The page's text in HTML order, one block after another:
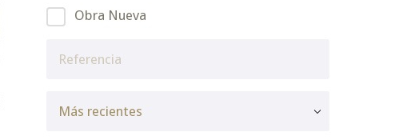
Obra Nueva